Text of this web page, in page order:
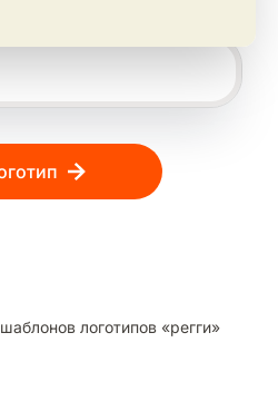
шаблонов логотипов «регги»